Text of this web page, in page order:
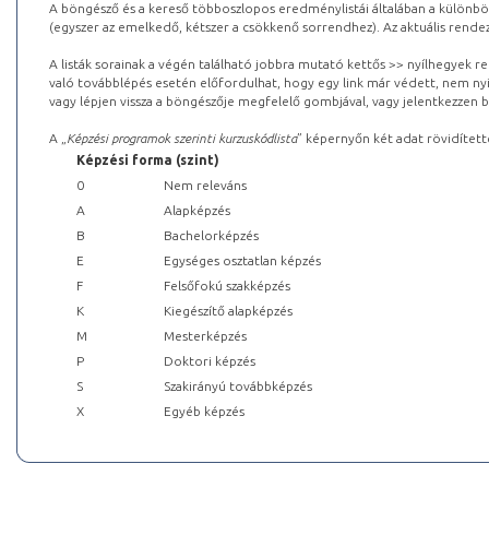
A böngésző és a kereső többoszlopos eredménylistái általában a
(egyszer az emelkedő, kétszer a csökkenő sorrendhez). Az aktuális
A listák sorainak a végén található jobbra mutató kettős >> nyílhegyek
való továbblépés esetén előfordulhat, hogy egy link már védett, nem
vagy lépjen vissza a böngészője megfelelő gombjával, vagy
A „ Képzési programok szerinti kurzuskódlista” képernyőn két adat
Képzési forma (szint)
0
Nem releváns
A
Alapképzés
B
Bachelorképzés
E
Egységes osztatlan képzés
F
Felsőfokú szakképzés
K
Kiegészítő alapképzés
M
Mesterképzés
P
Doktori képzés
S
Szakirányú továbbképzés
X
Egyéb képzés